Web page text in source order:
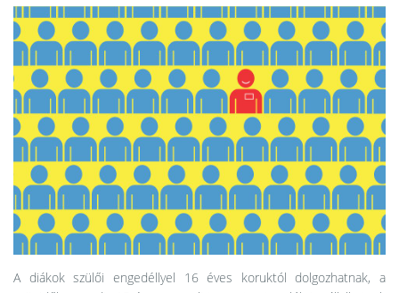
A diákok szülői engedéllyel 16 éves koruktól dolgozhatnak, a